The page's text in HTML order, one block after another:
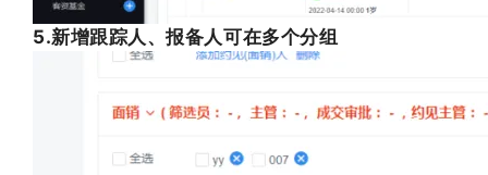
5.新增跟踪人、报备人可在多个分组